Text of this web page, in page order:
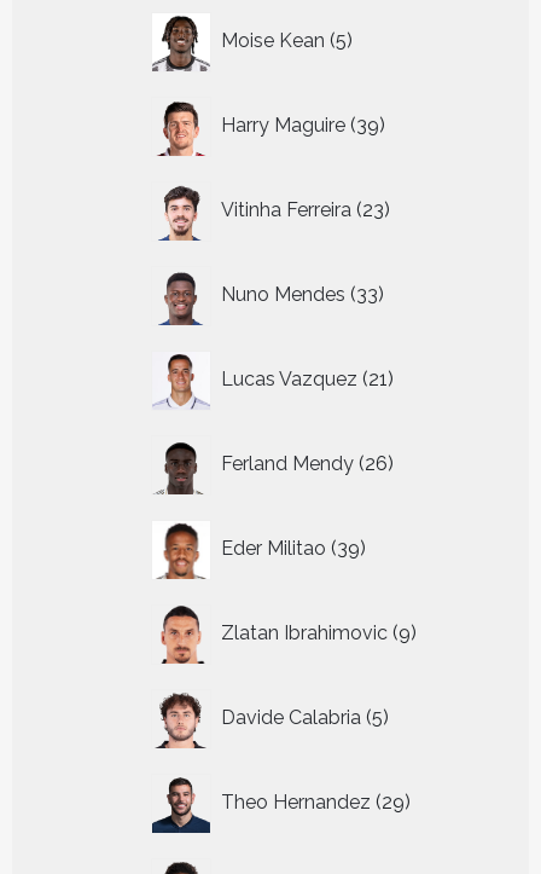
Moise Kean 5
producten
Harry Maguire 39
producten
Vitinha Ferreira 23
producten
Nuno Mendes 33
producten
Lucas Vazquez 21
producten
Ferland Mendy 26
producten
Eder Militao 39
producten
Zlatan Ibrahimovic 9
producten
Davide Calabria 5
producten
Theo Hernandez 29
producten